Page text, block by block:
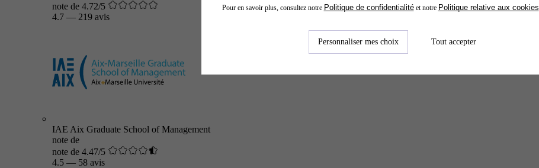
note de 4.72/5
4.7 — 219 avis
IAE Aix Graduate School of Management
note de
note de 4.47/5
4.5 — 58 avis
Pour en savoir plus, consultez notre Politique de confidentialitéet notre Politique relative aux cookies
Personnaliser mes choix Tout accepter